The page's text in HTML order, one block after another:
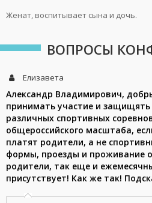
Женат, воспитывает сына и дочь.
ВОПРОСЫ
Елизавета
Александр Владимирович,
принимать участие и
различных спортивных
общероссийского масштаба,
платят родители, а не
формы, проезды и проживание
родители, так еще и
присутствует! Как же так!